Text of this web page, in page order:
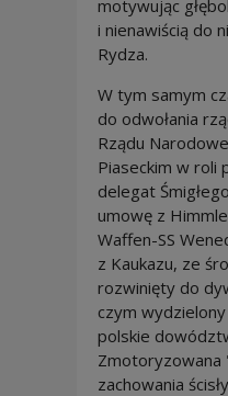
motywując
i nienawiścią do
Rydza.
W tym samym
do odwołania
Rządu
Piaseckim w roli
delegat
umowę z
Waffen-SS
z Kaukazu, ze
rozwinięty do
czym
polskie
Zmotoryzowana
zachowania